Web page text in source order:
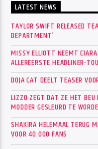
LATEST NEWS
TAYLOR SWIFT RELEASED
DEPARTMENT’
MISSY ELLIOTT NEEMT
ALLEREERSTE HEADLINER-
DOJA CAT DEELT TEASER
LIZZO ZEGT DAT ZE HET BEU
MODDER GESLEURD TE
SHAKIRA HELEMAAL TERUG
VOOR 40.000 FANS